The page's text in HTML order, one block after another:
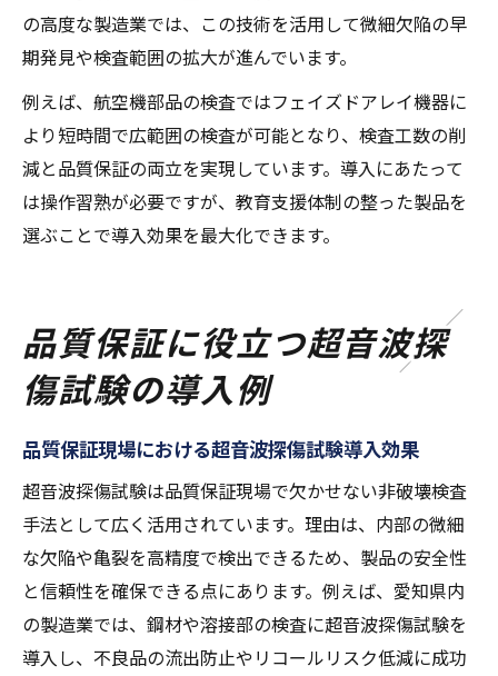
の高度な製造業では、この技術を活用して微細欠陥の早
期発見や検査範囲の拡大が進んでいます。
例えば、航空機部品の検査ではフェイズドアレイ機器に
より短時間で広範囲の検査が可能となり、検査工数の削
減と品質保証の両立を実現しています。導入にあたって
は操作習熟が必要ですが、教育支援体制の整った製品を
選ぶことで導入効果を最大化できます。
品質保証に役立つ超音波探
傷試験の導入例
品質保証現場における超音波探傷試験導入効果
超音波探傷試験は品質保証現場で欠かせない非破壊検査
手法として広く活用されています。理由は、内部の微細
な欠陥や亀裂を高精度で検出できるため、製品の安全性
と信頼性を確保できる点にあります。例えば、愛知県内
の製造業では、鋼材や溶接部の検査に超音波探傷試験を
導入し、不良品の流出防止やリコールリスク低減に成功